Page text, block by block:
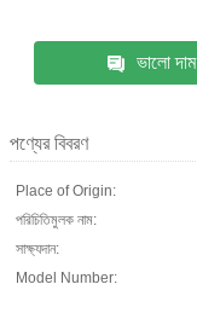
ভালো দাম
পণ্যের বিবরণ
Place of Origin:
পরিচিতিমুলক নাম:
সাক্ষ্যদান:
Model Number: